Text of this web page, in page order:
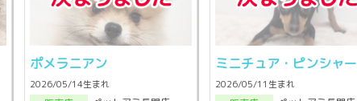
ポメラニアン
2026/05/14生まれ
ミニチュア・ピンシャー
2026/05/11生まれ